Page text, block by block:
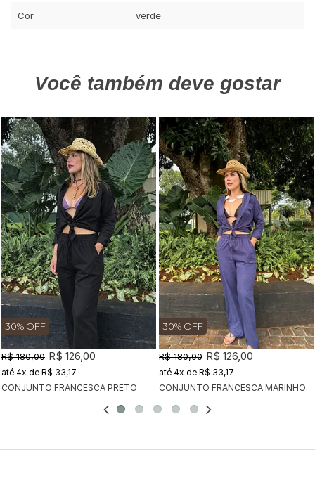
Cor verde
Você também deve gostar
30% OFF
CONJUNTO FRANCESCA PRETO
R$ 180,00 R$ 126,00
4x de R$ 33,17
30% OFF
CONJUNTO FRANCESCA MARINHO
R$ 180,00 R$ 126,00
4x de R$ 33,17